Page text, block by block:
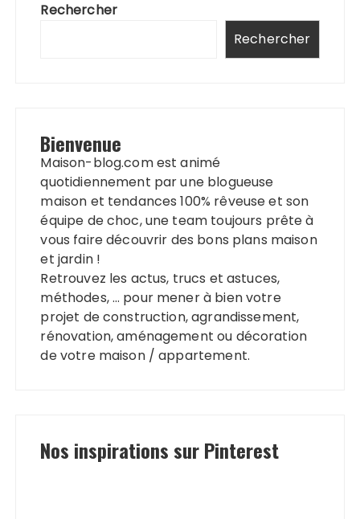
Rechercher
Rechercher
Bienvenue
Maison-blog.com est animé
quotidiennement par une blogueuse
maison et tendances 100% rêveuse et son
équipe de choc, une team toujours prête à
vous faire découvrir des bons plans maison
et jardin !
Retrouvez les actus, trucs et astuces,
méthodes, … pour mener à bien votre
projet de construction, agrandissement,
rénovation, aménagement ou décoration
de votre maison / appartement.
Nos inspirations sur Pinterest